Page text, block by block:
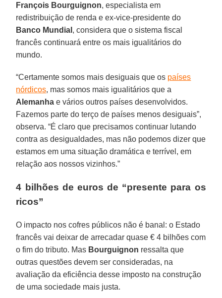
François Bourguignon, especialista em
redistribuição de renda e ex-vice-presidente do
Banco Mundial , considera que o sistema fiscal
francês continuará entre os mais igualitários do
mundo.
“Certamente somos mais desiguais que os países
nórdicos, mas somos mais igualitários que a
Alemanha e vários outros países desenvolvidos.
Fazemos parte do terço de países menos desiguais”,
observa. “É claro que precisamos continuar lutando
contra as desigualdades, mas não podemos dizer que
estamos em uma situação dramática e terrível, em
relação aos nossos vizinhos.”
4 bilhões de euros de “presente para os
ricos”
O impacto nos cofres públicos não é banal: o Estado
francês vai deixar de arrecadar quase € 4 bilhões com
o fim do tributo. Mas Bourguignon ressalta que
outras questões devem ser consideradas, na
avaliação da eficiência desse imposto na construção
de uma sociedade mais justa.